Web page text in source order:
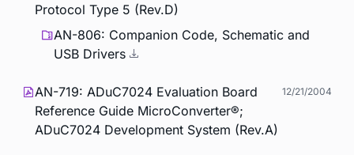
Protocol Type 5 (Rev.D)
AN-806: Companion Code, Schematic and
USB Drivers
AN-719: ADuC7024 Evaluation Board
Reference Guide MicroConverter®;
ADuC7024 Development System (Rev.A)
12/21/2004